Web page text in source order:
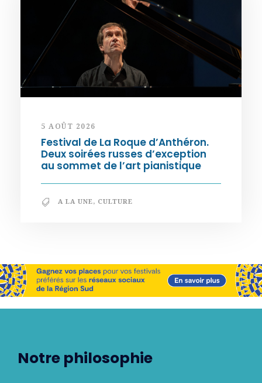
5 AOÛT 2026
Festival de La Roque d’Anthéron.
Deux soirées russes d’exception
au sommet de l’art pianistique
A LA UNE, CULTURE
Notre philosophie